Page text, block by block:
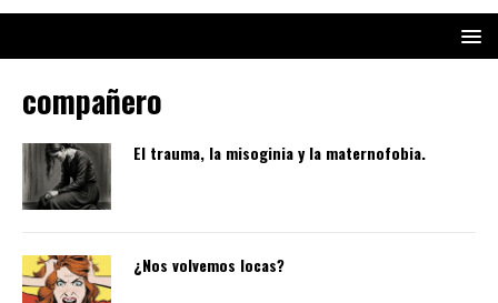
compañero
El trauma, la misoginia y la maternofobia.
¿Nos volvemos locas?